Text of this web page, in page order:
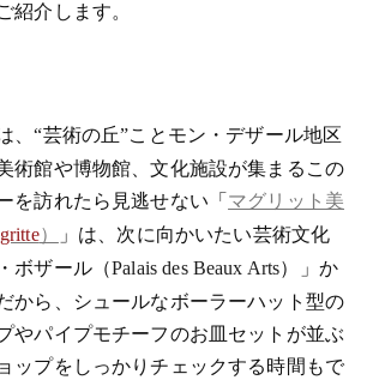
介します。
、“芸術の丘”ことモン・デザール地区
術館や博物館、文化施設が集まるこの
を訪れたら見逃せない「マグリット美
）
」は、次に向かいたい芸術文化
ボザール（Palais des Beaux Arts）」か
から、シュールなボーラーハット型の
やパイプモチーフのお皿セットが並ぶ
ップをしっかりチェックする時間もで